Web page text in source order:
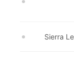
Sierra